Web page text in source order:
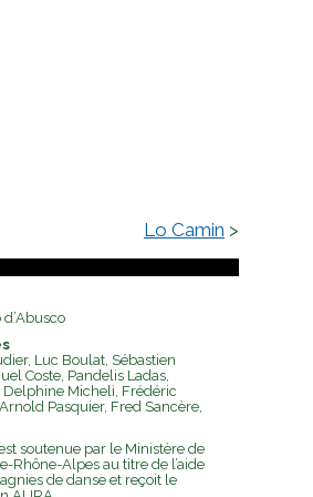
Lo Camin
Luc Boulat, Sébastien
Coste, Pandelis Ladas,
Micheli, Frédéric
Pasquier, Fred Sancère,
soutenue par le Ministère de
Rhône-Alpes au titre de l’aide
de danse et reçoit le